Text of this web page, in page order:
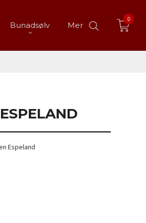
Bunadsølv Mer
0
Espeland